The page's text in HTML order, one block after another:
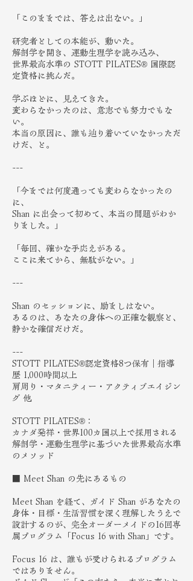
「このままでは、答えは出ない。」
研究者としての本能が、動いた。
解剖学を開き、運動生理学を読み込み、
世界最高水準の STOTT PILATES® 国際認
定資格に挑んだ。
学ぶほどに、見えてきた。
変わらなかったのは、意志でも努力でもな
い。
本当の原因に、誰も辿り着いていなかっただ
けだ、と。
---
「今までは何度通っても変わらなかったの
に、
Shan に出会って初めて、本当の問題がわか
りました。」
「毎回、確かな手応えがある。
ここに来てから、無駄がない。」
---
Shan のセッションに、励ましはない。
あるのは、あなたの身体への正確な観察と、
静かな確信だけだ。
---
STOTT PILATES®認定資格8つ保有｜指導
歴 1,000時間以上
肩周り・マタニティー・アクティブエイジン
グ 他
STOTT PILATES®：
カナダ発祥・世界100カ国以上で採用される
解剖学・運動生理学に基づいた世界最高水準
のメソッド
■ Meet Shan の先にあるもの
Meet Shan を経て、ガイド Shan があなたの
身体・目標・生活習慣を深く理解したうえで
設計するのが、完全オーダーメイドの16回専
属プログラム「Focus 16 with Shan」です。
Focus 16 は、誰もが受けられるプログラム
ではありません。